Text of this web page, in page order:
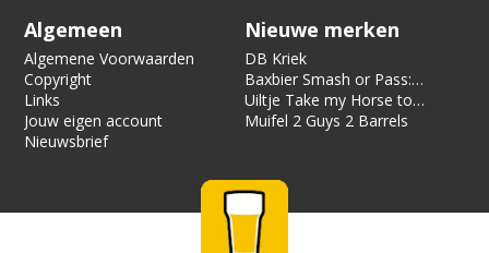
Algemeen
Algemene Voorwaarden
Copyright
Links
Jouw eigen account
Nieuwsbrief
Nieuwe merken
DB Kriek
Baxbier Smash or Pass:
Strata
Uiltje Take my Horse to
the Hotel Room
Muifel 2 Guys 2 Barrels